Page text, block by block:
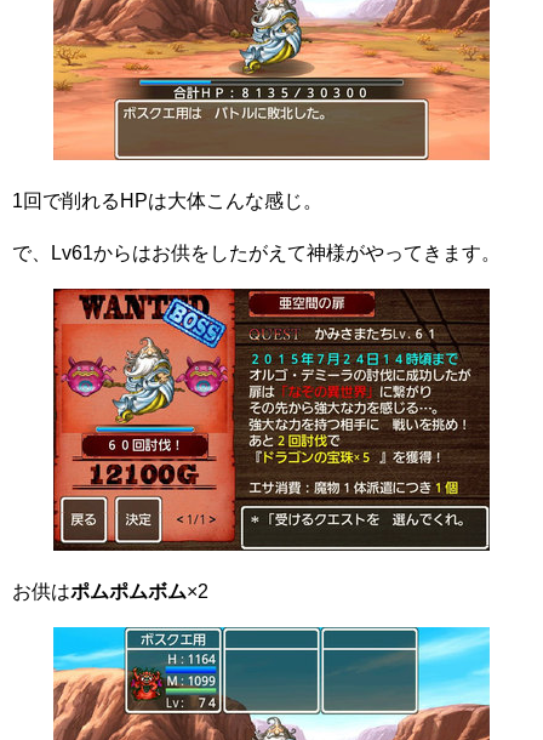
1回で削れるHPは大体こんな感じ。
で、Lv61からはお供をしたがえて神様がやってきます。
お供はポムポムボム×2